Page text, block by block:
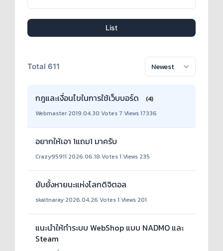
List
Total 611
กฎและเงื่อนไขในการใช้เว็บบอร์ด
(4)
Webmaster 2019.04.30 Votes 7 Views 17336
อยากให้เอา 1แถม1 มาครับ
Crazy95911 2026.06.18 Votes 1 Views 235
ยับยั้งหายนะแห่งโลกดิจิตอล
skaitnaray 2026.04.26 Votes 1 Views 201
แนะนำให้ทำระบบ WebShop แบบ NADMO และ
Steam